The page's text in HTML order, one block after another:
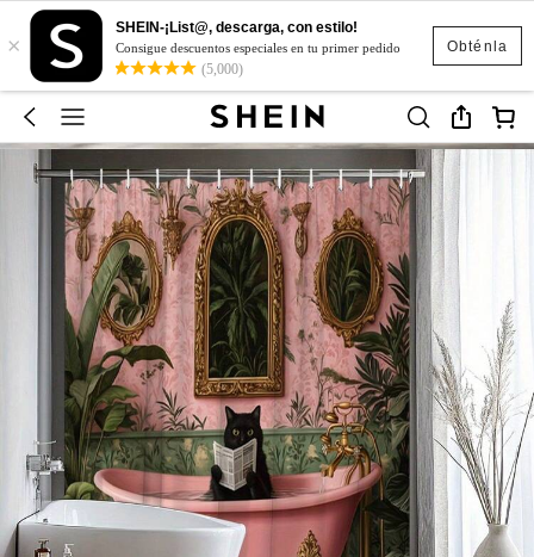
Obténla
×
SHEIN-¡List@, descarga, con estilo!
Consigue descuentos especiales en tu primer pedido
(5,000)